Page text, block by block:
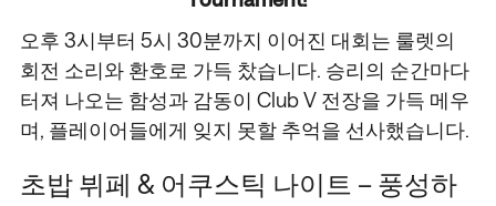
오후 3시부터 5시 30분까지 이어진 대회는 룰렛의
회전 소리와 환호로 가득 찼습니다. 승리의 순간마다
터져 나오는 함성과 감동이 Club V 전장을 가득 메우
며, 플레이어들에게 잊지 못할 추억을 선사했습니다.
초밥 뷔페 & 어쿠스틱 나이트 – 풍성하